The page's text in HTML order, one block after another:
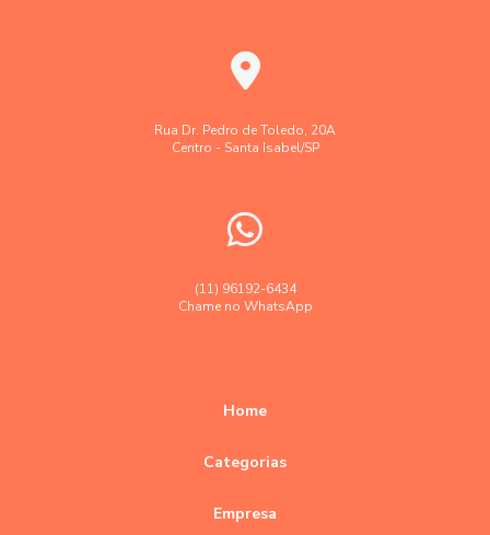
Laudo técnico levantamento aerofotogramétrico
Levantamento aerofotogramétrico
Levantamento topográfico georreferenciado
Levantamento topográfico preço
Orçamento empresa topografia e agrimensura
Precisão empresa topografia e georreferenciamento
Rua Dr. Pedro de Toledo, 20A
Centro - Santa Isabel/SP
(11) 96192-6434
Chame no WhatsApp
Home
Categorias
Empresa